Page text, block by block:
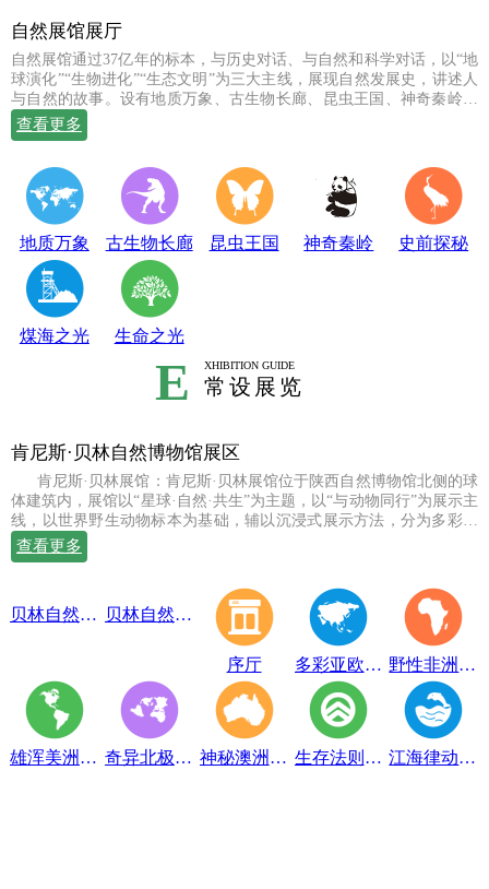
自然展馆展厅
自然展馆通过37亿年的标本，与历史对话、与自然和科学对话，以“地
球演化”“生物进化”“生态文明”为三大主线，展现自然发展史，讲述人
与自然的故事。设有地质万象、古生物长廊、昆虫王国、神奇秦岭、
史前探秘、煤海之光和生命之光七个常设展厅，陈列有岩石鼻祖紫苏
斜长麻粒岩等矿物标本；有鱼龙、翼龙、马门溪龙、似银杏、新芦木
等珍稀动植物标本，呈现出一幅绚丽多姿的地球生命物种演化图。
查看更多
地质万象 古生物长廊 昆虫王国 神奇秦岭 史前探秘
煤海之光 生命之光
E XHIBITION GUIDE
常设展览
肯尼斯·贝林自然博物馆展区
体建筑内，展馆以“星球·自然·共生”为主题，以“与动物同行”为展示主
线，以世界野生动物标本为基础，辅以沉浸式展示方法，分为多彩亚
欧、野性非洲、雄浑美洲、奇异北极、神秘澳洲、生存法则、江海律
动、穹幕影院、勇敢者通道、互动体验等10个展示体验区，共展出七
查看更多
贝林自然博物馆趣味互动展区 贝林自然博物馆山海经奇展区
序厅 多彩亚欧展区 野性非洲展区
雄浑美洲展区 奇异北极展区 神秘澳洲展区 生存法则展区 江海律动展区